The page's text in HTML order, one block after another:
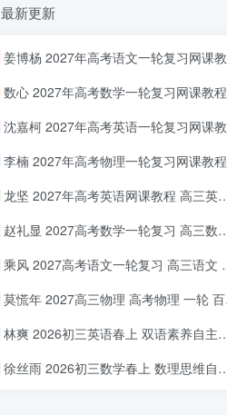
启蒙英语儿歌Super Simple Songs（1-3共44个视频）百度网盘分享下载
最新更新
姜博杨 2027年高考语文一轮复习网课教程 高三语文 上学期暑假班视频教程 百度网盘下载
数心 2027年高考数学一轮复习网课教程 高三数学 上学期暑假班视频教程 百度网盘下载
沈嘉柯 2027年高考英语一轮复习网课教程 高三英语 上学期暑假班视频教程 百度网盘下载
李楠 2027年高考物理一轮复习网课教程 高三物理 上学期暑假班视频教程 百度网盘下载
龙坚 2027年高考英语网课教程 高三英语 一轮复习视频教程 百度网盘下载
赵礼显 2027高考数学一轮复习 高三数学 网课视频教程暑假班 百度网盘下载
乘风 2027高考语文一轮复习 高三语文 网课视频教程暑秋班 百度网盘下载
莫慌年 2027高三物理 高考物理 一轮 百度网盘下载
林爽 2026初三英语春上 双语素养自主学习·TY·A+（一期）百度网盘下载
徐丝雨 2026初三数学春上 数理思维自主学习·TY·A+（二期）百度网盘下载